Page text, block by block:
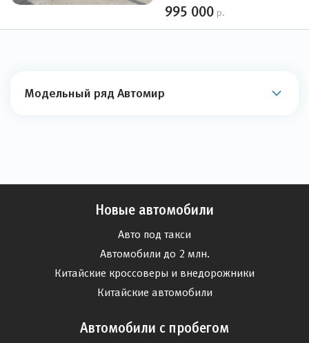
995 000 р.
Модельный ряд Автомир
Новые автомобили
Авто под такси
Автомобили до 2 млн.
Китайские кроссоверы и внедорожники
Китайские автомобили
Автомобили с пробегом